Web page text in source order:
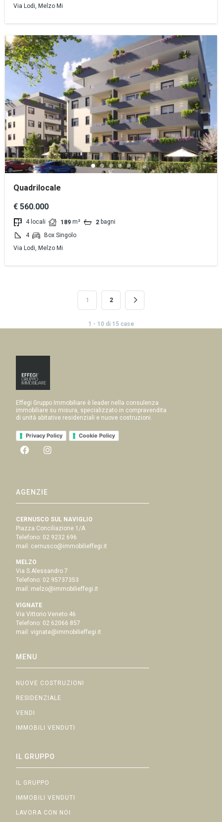
Via Lodi, Melzo Mi
Quadrilocale
€ 560.000
4 locali 189 m² 2 bagni
4
Box Singolo
Via Lodi, Melzo Mi
1 2
1 - 10 di 15 case
Effegi Gruppo Immobiliare è leader nella consulenza
immobiliare su misura, specializzato in compravendita
di unità abitative residenziali e nuove costruzioni.
Privacy Policy Cookie Policy
AGENZIE
CERNUSCO SUL NAVIGLIO
Piazza Conciliazione 1/A
Telefono: 02 9232 696
mail: cernusco@immobilieffegi.it
MELZO
Via S.Alessandro 7
Telefono: 02 95737353
mail: melzo@immobilieffegi.it
VIGNATE
Via Vittorio Veneto 46
Telefono: 02 62066 857
mail:vignate@immobilieffegi.it
MENU
NUOVE COSTRUZIONI
RESIDENZIALE
VENDI
IMMOBILI VENDUTI
IL GRUPPO
IL GRUPPO
IMMOBILI VENDUTI
LAVORA CON NOI